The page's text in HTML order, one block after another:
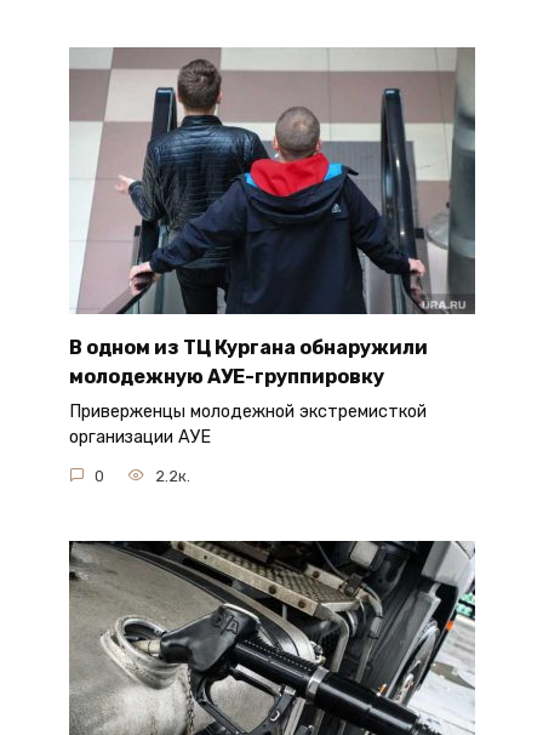
В одном из ТЦ Кургана обнаружили
молодежную АУЕ-группировку
Приверженцы молодежной экстремисткой
организации АУЕ
0 2.2к.